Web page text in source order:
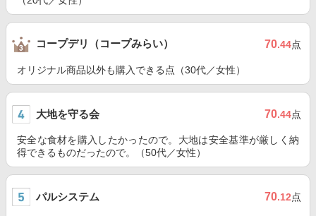
コープデリ（コープみらい） 70.44点
オリジナル商品以外も購入できる点（30代／女性）
大地を守る会 70.44点
安全な食材を購入したかったので。大地は安全基準が厳しく納
得できるものだったので。（50代／女性）
パルシステム 70.12点